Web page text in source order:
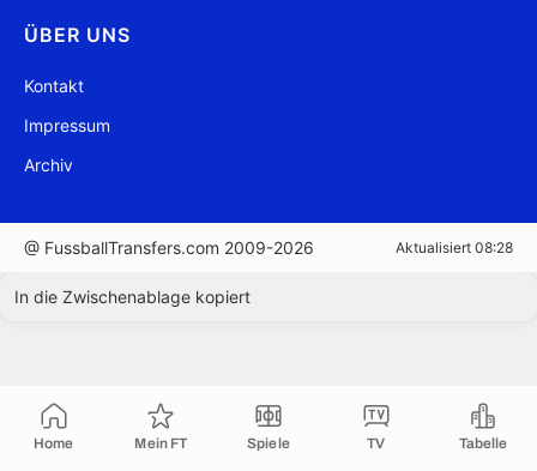
Home Mein FT Spiele TV Tabelle
ÜBER UNS
Kontakt
Impressum
Archiv
@ FussballTransfers.com 2009-2026 Aktualisiert 08:28
In die Zwischenablage kopiert